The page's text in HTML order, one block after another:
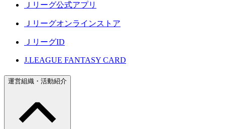
Ｊリーグ公式アプリ
Ｊリーグオンラインストア
ＪリーグID
J.LEAGUE FANTASY CARD
運営組織・活動紹介